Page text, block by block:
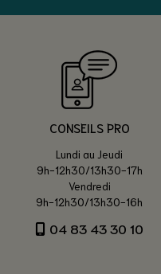
CONSEILS PRO
Lundi au Jeudi
9h-12h30/13h30-17h
Vendredi
9h-12h30/13h30-16h
04 83 43 30 10